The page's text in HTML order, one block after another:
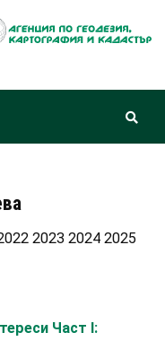
2023 2024 2025
Част I: